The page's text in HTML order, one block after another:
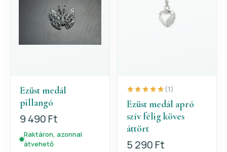
Ezüst medál
pillangó
9 490 Ft
Raktáron, azonnal
átvehető
(1)
Ezüst medál apró
szív félig köves
áttört
5 290 Ft